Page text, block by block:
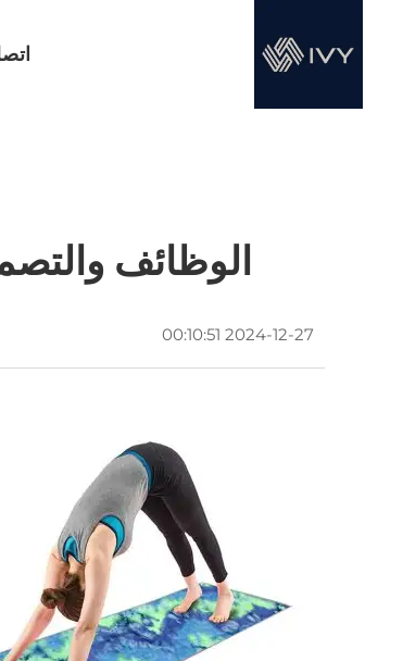
الوظائف
2024-12-27 00:10:51